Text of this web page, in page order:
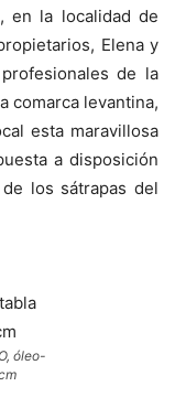
, en la localidad de
Elena y
de la
comarca levantina,
esta maravillosa
a disposición
los sátrapas del
óleo-